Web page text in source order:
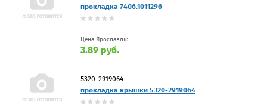
прокладка 7406.1011296
Цена Ярославль:
3.89 руб.
5320-2919064
прокладка крышки 5320-2919064